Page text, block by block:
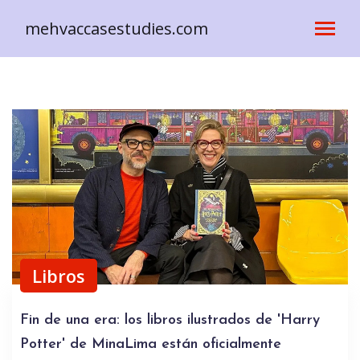
mehvaccasestudies.com
Libros
Fin de una era: los libros ilustrados de 'Harry
Potter' de MinaLima están oficialmente